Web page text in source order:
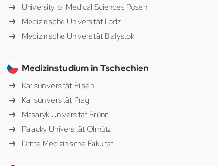
University of Medical Sciences Posen
Medizinische Universität Lodz
Medizinische Universität Białystok
Medizinstudium in Tschechien
Karlsuniversität Pilsen
Karlsuniversität Prag
Masaryk Universität Brünn
Palacky Universität Olmütz
Dritte Medizinische Fakultät